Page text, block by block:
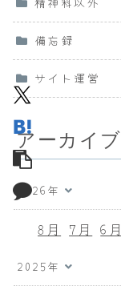
備忘録
サイト運営
アーカイブ
2026年
8月 7月 6月
2025年